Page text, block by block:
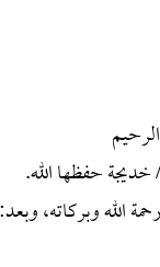
حفظها الله.
الله وبركاته، وبعد: